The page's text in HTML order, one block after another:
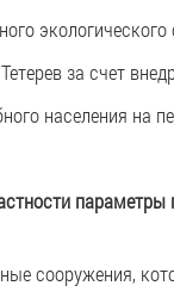
экологического
за счет
населения на
сооружения,